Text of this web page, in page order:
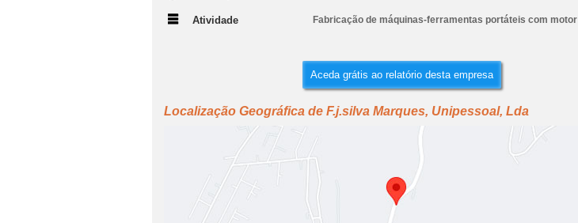
Atividade Fabricação de máquinas-ferramentas portáteis com motor
Aceda grátis ao relatório desta empresa
Localização Geográfica de F.j.silva Marques, Unipessoal, Lda